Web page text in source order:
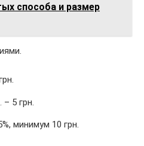
способа и размер
– 5 грн.
минимум 10 грн.